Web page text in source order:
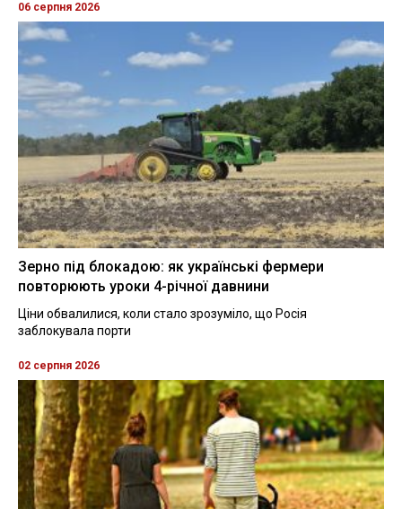
06 серпня 2026
Зерно під блокадою: як українські фермери
повторюють уроки 4-річної давнини
Ціни обвалилися, коли стало зрозуміло, що Росія
заблокувала порти
02 серпня 2026